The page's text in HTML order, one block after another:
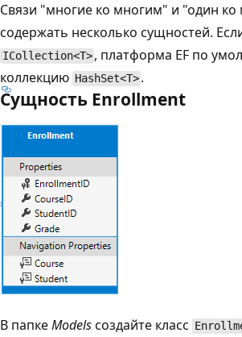
Связи "многие ко многим" и "один
содержать несколько сущностей.
ICollection<T> , платформа EF по
коллекцию HashSet<T> .
Сущность Enrollment
В папкеModelsсоздайте класс